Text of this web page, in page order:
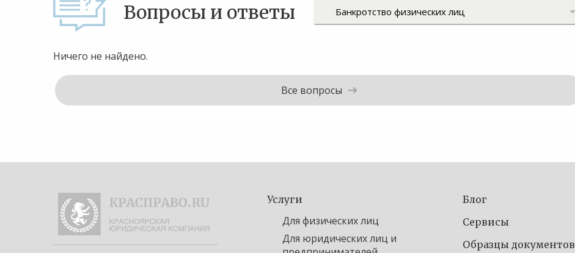
Вопросы и ответы
Ничего не найдено.
Все вопросы
Услуги
Для физических лиц
Для юридических лиц и
Блог
Сервисы
Образцы документов